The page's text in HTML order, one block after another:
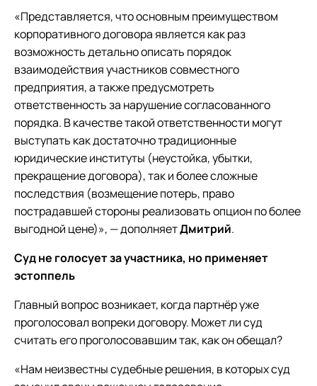
«Представляется, что основным преимуществом
корпоративного договора является как раз
возможность детально описать порядок
взаимодействия участников совместного
предприятия, а также предусмотреть
ответственность за нарушение согласованного
порядка. В качестве такой ответственности могут
выступать как достаточно традиционные
юридические институты (неустойка, убытки,
прекращение договора), так и более сложные
последствия (возмещение потерь, право
пострадавшей стороны реализовать опцион по более
выгодной цене)», — дополняетДмитрий.
Суд не голосует за участника, но применяет
эстоппель
Главный вопрос возникает, когда партнёр уже
проголосовал вопреки договору. Может ли суд
считать его проголосовавшим так, как он обещал?
«Нам неизвестны судебные решения, в которых суд